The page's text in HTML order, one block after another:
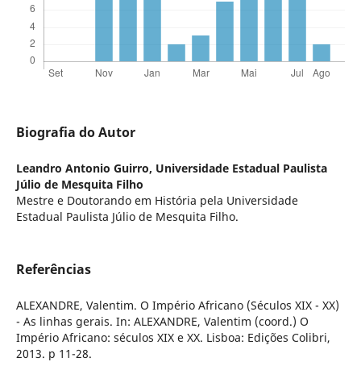
Biografia do Autor
Leandro Antonio Guirro, Universidade Estadual Paulista
Júlio de Mesquita Filho
Mestre e Doutorando em História pela Universidade
Estadual Paulista Júlio de Mesquita Filho.
Referências
ALEXANDRE, Valentim. O Império Africano (Séculos XIX - XX)
- As linhas gerais. In: ALEXANDRE, Valentim (coord.) O
Império Africano: séculos XIX e XX. Lisboa: Edições Colibri,
2013. p 11-28.